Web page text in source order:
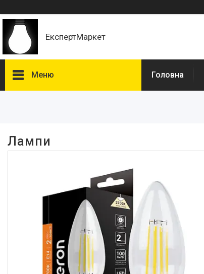
ЕкспертМаркет
Меню
Наявність
Лампи
Урологія
Штативи для інфузій
Головна
Лампи